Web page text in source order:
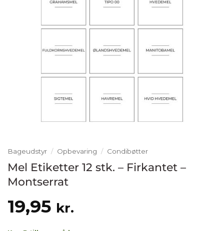
Bageudstyr / Opbevaring / Condibøtter
Mel Etiketter 12 stk. – Firkantet –
Montserrat
19,95 kr.